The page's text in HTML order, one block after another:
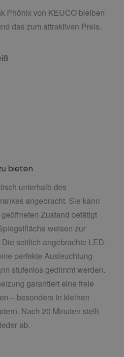
Phönix von KEUCO bleiben
das zum attraktiven Preis.
bieten
unterhalb des
angebracht. Sie kann
Zustand betätigt
weisen zur
seitlich angebrachte LED-
perfekte Ausleuchtung
stufenlos gedimmt werden.
garantiert eine freie
– besonders in kleinen
Nach 20 Minuten stellt
ab.